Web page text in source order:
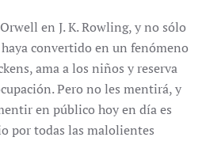
en J. K. Rowling, y no sólo
convertido en un fenómeno
ama a los niños y reserva
Pero no les mentirá, y
en público hoy en día es
por todas las malolientes